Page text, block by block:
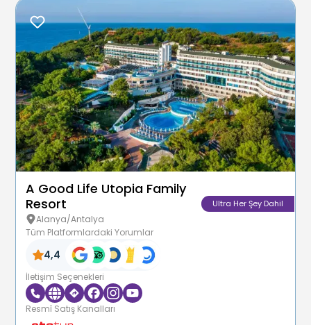
A Good Life Utopia Family
Resort
Alanya/Antalya
Ultra Her Şey Dahil
Tüm Platformlardaki Yorumlar
4,4
İletişim Seçenekleri
Resmî Satış Kanalları